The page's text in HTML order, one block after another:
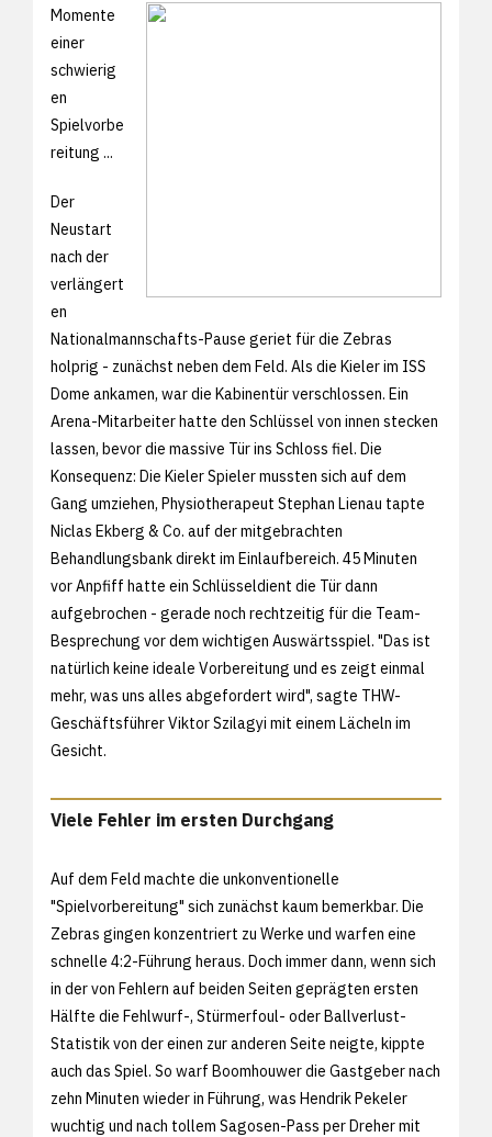
Momente
einer
schwierig
en
Spielvorbe
reitung ...
Der
Neustart
nach der
verlängert
en
Nationalmannschafts-Pause geriet für die Zebras
holprig - zunächst neben dem Feld. Als die Kieler im ISS
Dome ankamen, war die Kabinentür verschlossen. Ein
Arena-Mitarbeiter hatte den Schlüssel von innen stecken
lassen, bevor die massive Tür ins Schloss fiel. Die
Konsequenz: Die Kieler Spieler mussten sich auf dem
Gang umziehen, Physiotherapeut Stephan Lienau tapte
Niclas Ekberg & Co. auf der mitgebrachten
Behandlungsbank direkt im Einlaufbereich. 45 Minuten
vor Anpfiff hatte ein Schlüsseldient die Tür dann
aufgebrochen - gerade noch rechtzeitig für die Team-
Besprechung vor dem wichtigen Auswärtsspiel. "Das ist
natürlich keine ideale Vorbereitung und es zeigt einmal
mehr, was uns alles abgefordert wird", sagte THW-
Geschäftsführer Viktor Szilagyi mit einem Lächeln im
Gesicht.
Viele Fehler im ersten Durchgang
Auf dem Feld machte die unkonventionelle
"Spielvorbereitung" sich zunächst kaum bemerkbar. Die
Zebras gingen konzentriert zu Werke und warfen eine
schnelle 4:2-Führung heraus. Doch immer dann, wenn sich
in der von Fehlern auf beiden Seiten geprägten ersten
Hälfte die Fehlwurf-, Stürmerfoul- oder Ballverlust-
Statistik von der einen zur anderen Seite neigte, kippte
auch das Spiel. So warf Boomhouwer die Gastgeber nach
zehn Minuten wieder in Führung, was Hendrik Pekeler
wuchtig und nach tollem Sagosen-Pass per Dreher mit